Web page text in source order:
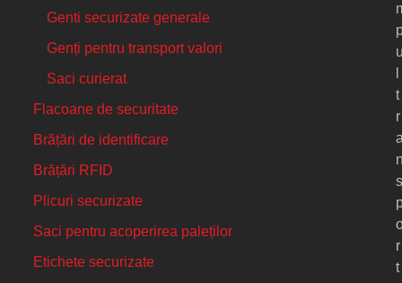
Genti securizate generale
Genți pentru transport valori
Saci curierat
Flacoane de securitate
Brățări de identificare
Brățări RFID
Plicuri securizate
Saci pentru acoperirea paleților
Etichete securizate
t
r
s
r
t